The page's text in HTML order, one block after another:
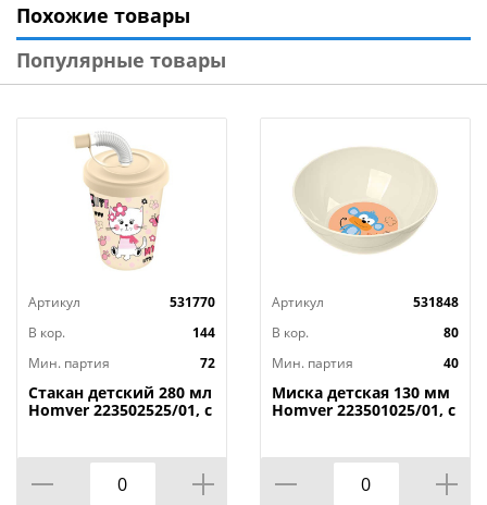
Похожие товары
Популярные товары
Артикул
531770
В кор.
144
Мин. партия
72
Стакан детский 280 мл
Homver 223502525/01, с
Артикул
531848
В кор.
80
Мин. партия
40
Миска детская 130 мм
Homver 223501025/01, с